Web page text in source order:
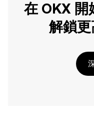
在 OKX 開
解鎖